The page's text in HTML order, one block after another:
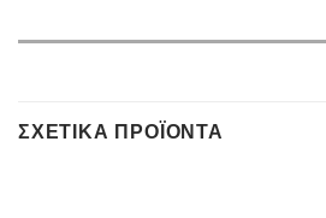
ΣΧΕΤΙΚΆ ΠΡΟΪΌΝΤΑ